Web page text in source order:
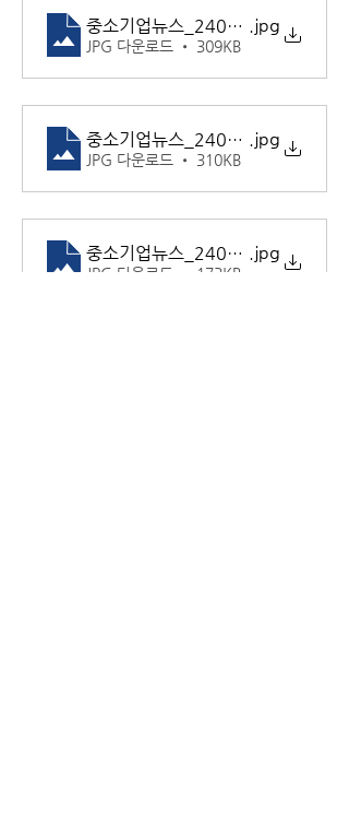
중소기업뉴스_240919_14
.jpg
JPG 다운로드 • 309KB
중소기업뉴스_240919_15
.jpg
JPG 다운로드 • 310KB
중소기업뉴스_240919_16
.jpg
JPG 다운로드 • 173KB